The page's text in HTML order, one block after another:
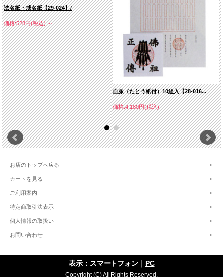
法名紙・戒名紙【29-024】/
価格:528円(税込)～
血脈（たとう紙付）10組入【28-016...
価格:4,180円(税込)
お店のトップへ戻る
カートを見る
ご利用案内
特定商取引法表示
個人情報の取扱い
お問い合わせ
表示：スマートフォン｜ PC
Copyright (C) All Rights Reserved.